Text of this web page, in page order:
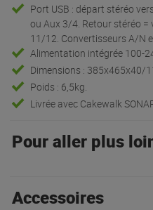
Port USB : départ stéréo
ou Aux 3/4. Retour stéréo =
11/12. Convertisseurs A/N
Alimentation intégrée 100-
Dimensions : 385x465x40/
Poids : 6,5kg.
Livrée avec Cakewalk
Pour aller plus
Accessoires